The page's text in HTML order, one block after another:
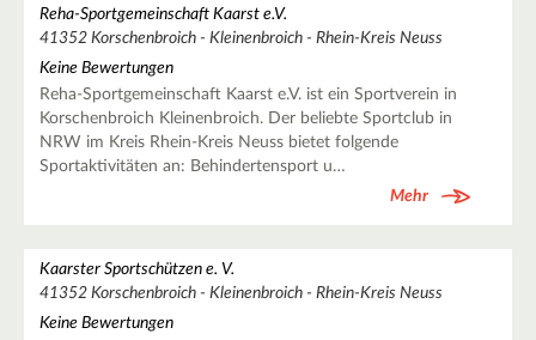
Reha-Sportgemeinschaft Kaarst e.V.
41352 Korschenbroich - Kleinenbroich - Rhein-Kreis Neuss
Keine Bewertungen
Reha-Sportgemeinschaft Kaarst e.V. ist ein Sportverein in
Korschenbroich Kleinenbroich. Der beliebte Sportclub in
NRW im Kreis Rhein-Kreis Neuss bietet folgende
Sportaktivitäten an: Behindertensport u…
Mehr
Kaarster Sportschützen e. V.
41352 Korschenbroich - Kleinenbroich - Rhein-Kreis Neuss
Keine Bewertungen